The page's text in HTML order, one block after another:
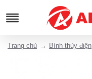
Trang chủ Bình thủy điện